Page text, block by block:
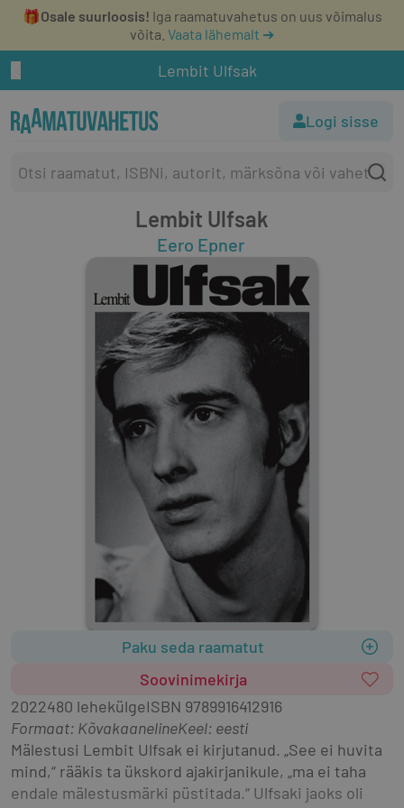
🎁Osale suurloosis! Iga raamatuvahetus on uus võimalus
võita. Vaata lähemalt ➔
Lembit Ulfsak
Logi sisse
Lembit Ulfsak
Eero Epner
Paku seda raamatut
Soovinimekirja
2022480 lehekülgeISBN 9789916412916
Formaat: KõvakaanelineKeel: eesti
Mälestusi Lembit Ulfsak ei kirjutanud. „See ei huvita
mind,“ rääkis ta ükskord ajakirjanikule, „ma ei taha
endale mälestusmärki püstitada.“ Ulfsaki jaoks oli